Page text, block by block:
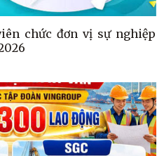
chức đơn vị sự nghiệp